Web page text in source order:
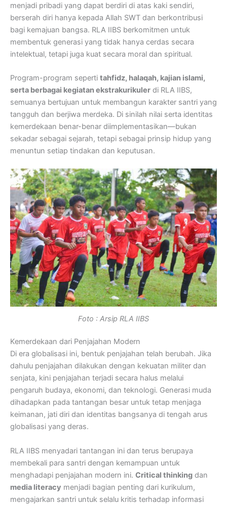
menjadi pribadi yang dapat berdiri di atas kaki sendiri,
berserah diri hanya kepada Allah SWT dan berkontribusi
bagi kemajuan bangsa. RLA IIBS berkomitmen untuk
membentuk generasi yang tidak hanya cerdas secara
intelektual, tetapi juga kuat secara moral dan spiritual.
Program-program seperti tahfidz, halaqah, kajian islami,
serta berbagai kegiatan ekstrakurikuler di RLA IIBS,
semuanya bertujuan untuk membangun karakter santri yang
tangguh dan berjiwa merdeka. Di sinilah nilai serta identitas
kemerdekaan benar-benar diimplementasikan—bukan
sekadar sebagai sejarah, tetapi sebagai prinsip hidup yang
menuntun setiap tindakan dan keputusan.
Foto : Arsip RLA IIBS
Kemerdekaan dari Penjajahan Modern
Di era globalisasi ini, bentuk penjajahan telah berubah. Jika
dahulu penjajahan dilakukan dengan kekuatan militer dan
senjata, kini penjajahan terjadi secara halus melalui
pengaruh budaya, ekonomi, dan teknologi. Generasi muda
dihadapkan pada tantangan besar untuk tetap menjaga
keimanan, jati diri dan identitas bangsanya di tengah arus
globalisasi yang deras.
RLA IIBS menyadari tantangan ini dan terus berupaya
membekali para santri dengan kemampuan untuk
menghadapi penjajahan modern ini. Critical thinking dan
media literacy menjadi bagian penting dari kurikulum,
mengajarkan santri untuk selalu kritis terhadap informasi